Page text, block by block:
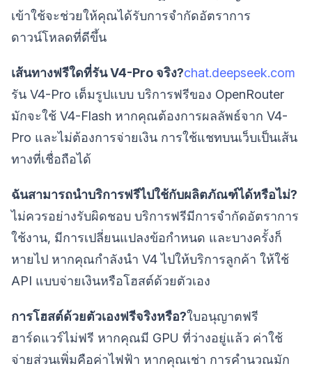
เข้าใช้จะช่วยให้คุณได้รับการจำกัดอัตราการ
ดาวน์โหลดที่ดีขึ้น
เส้นทางฟรีใดที่รัน V4-Pro จริง?chat.deepseek.com
รัน V4-Pro เต็มรูปแบบ บริการฟรีของ OpenRouter
มักจะใช้ V4-Flash หากคุณต้องการผลลัพธ์จาก V4-
Pro และไม่ต้องการจ่ายเงิน การใช้แชทบนเว็บเป็นเส้น
ทางที่เชื่อถือได้
ฉันสามารถนำบริการฟรีไปใช้กับผลิตภัณฑ์ได้หรือไม่?
ไม่ควรอย่างรับผิดชอบ บริการฟรีมีการจำกัดอัตราการ
ใช้งาน, มีการเปลี่ยนแปลงข้อกำหนด และบางครั้งก็
หายไป หากคุณกำลังนำ V4 ไปให้บริการลูกค้า ให้ใช้
API แบบจ่ายเงินหรือโฮสต์ด้วยตัวเอง
การโฮสต์ด้วยตัวเองฟรีจริงหรือ?ใบอนุญาตฟรี
ฮาร์ดแวร์ไม่ฟรี หากคุณมี GPU ที่ว่างอยู่แล้ว ค่าใช้
จ่ายส่วนเพิ่มคือค่าไฟฟ้า หากคุณเช่า การคำนวณมัก